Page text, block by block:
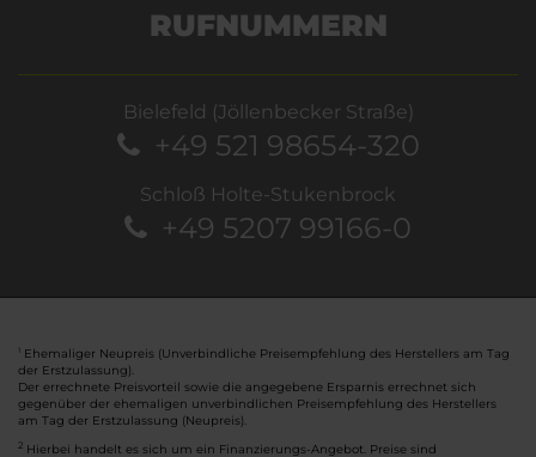
RUFNUMMERN
Bielefeld (Jöllenbecker Straße)
+49 521 98654-320
Schloß Holte-Stukenbrock
+49 5207 99166-0
Ehemaliger Neupreis (Unverbindliche Preisempfehlung des Herstellers am Tag
der Erstzulassung).
Der errechnete Preisvorteil sowie die angegebene Ersparnis errechnet sich
gegenüber der ehemaligen unverbindlichen Preisempfehlung des Herstellers
am Tag der Erstzulassung (Neupreis).
2 Hierbei handelt es sich um ein Finanzierungs-Angebot. Preise sind